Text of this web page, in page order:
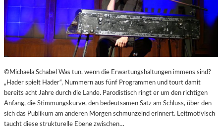
©Michaela Schabel Was tun, wenn die Erwartungshaltungen immens sind?
„Hader spielt Hader“, Nummern aus fünf Programmen und tourt damit
bereits acht Jahre durch die Lande. Parodistisch ringt er um den richtigen
Anfang, die Stimmungskurve, den bedeutsamen Satz am Schluss, über den
sich das Publikum am anderen Morgen schmunzelnd erinnert. Leitmotivisch
taucht diese strukturelle Ebene zwischen…